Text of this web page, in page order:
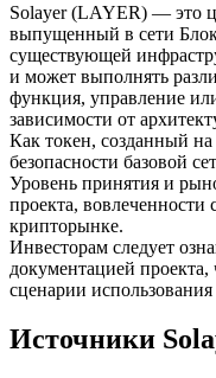
Копирование
Присоединяйтесь
Станьте копи-
Solayer (LAYER) — это
выпущенный в сети
существующей
и может выполнять
функция, управление
зависимости от
Как токен, созданный на
безопасности базовой
Уровень принятия и
проекта,
крипторынке.
Инвесторам следует
документацией
сценарии
Источники